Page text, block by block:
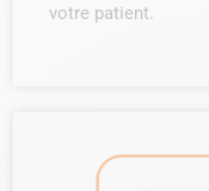
votre patient.